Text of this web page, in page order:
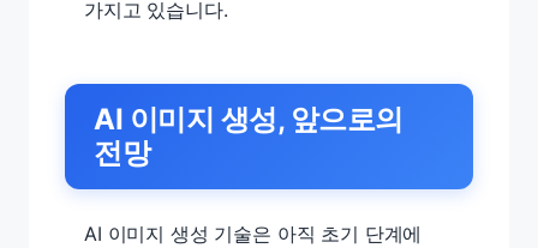
가지고 있습니다.
AI 이미지 생성, 앞으로의
전망
AI 이미지 생성 기술은 아직 초기 단계에